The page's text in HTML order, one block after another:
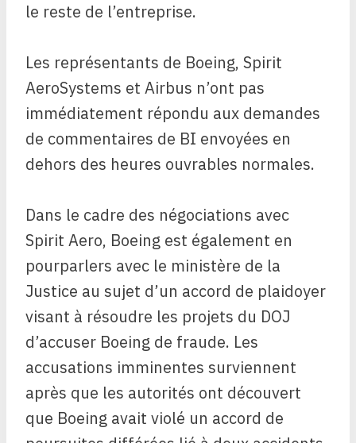
le reste de l’entreprise.
Les représentants de Boeing, Spirit
AeroSystems et Airbus n’ont pas
immédiatement répondu aux demandes
de commentaires de BI envoyées en
dehors des heures ouvrables normales.
Dans le cadre des négociations avec
Spirit Aero, Boeing est également en
pourparlers avec le ministère de la
Justice au sujet d’un accord de plaidoyer
visant à résoudre les projets du DOJ
d’accuser Boeing de fraude. Les
accusations imminentes surviennent
après que les autorités ont découvert
que Boeing avait violé un accord de